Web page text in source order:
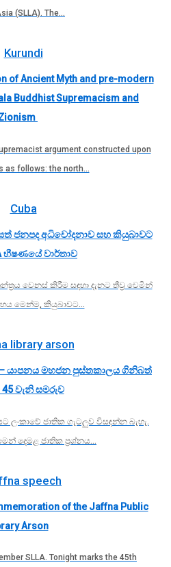
(SLLA). The…
of Ancient Myth and pre-modern
Buddhist Supremacism and
argument constructed upon
as follows: the north…
ජනපද අධිචෝදනාව සහ කියුබාවට
භීෂණයේ වාර්තාව
වෙනස් කිරීම සඳහා දැනට තීව්‍ර වෙමින්
මෙන්ම, කියුබාවට…
– යාපනය මහජන පුස්තකාලය ගිනිබත්
වැනි සමරුව
ලංකාවේ ජාතික ගැටලුව විසඳන්න බැහැ.
දෙමළ ජාතික ප්‍රශ්නය…
of the Jaffna Public
Arson
SLLA. Tonight marks the 45th